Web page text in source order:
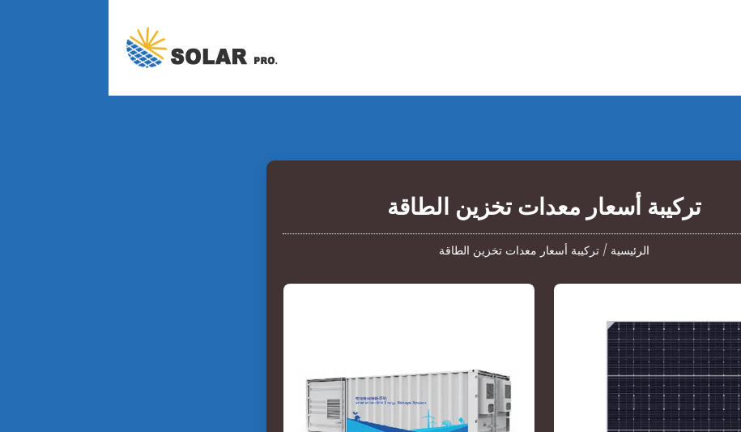
تركيبة أسعار معدات تخزين الطاقة
الرئيسية / تركيبة أسعار معدات تخزين الطاقة